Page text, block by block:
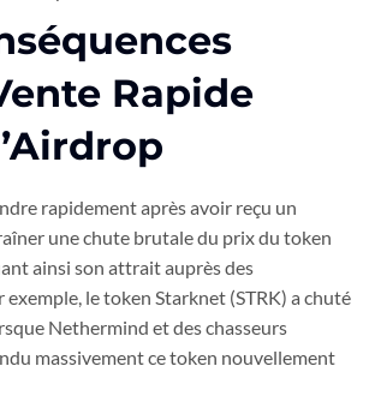
Rapide
rapidement après avoir reçu un
une chute brutale du prix du token
ainsi son attrait auprès des
exemple, le token Starknet (STRK) a chuté
Nethermind et des chasseurs
massivement ce token nouvellement